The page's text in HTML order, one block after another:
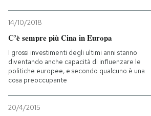
14/10/2018
C’è sempre più Cina in Europa
I grossi investimenti degli ultimi anni stanno
diventando anche capacità di influenzare le
politiche europee, e secondo qualcuno è una
cosa preoccupante
20/4/2015